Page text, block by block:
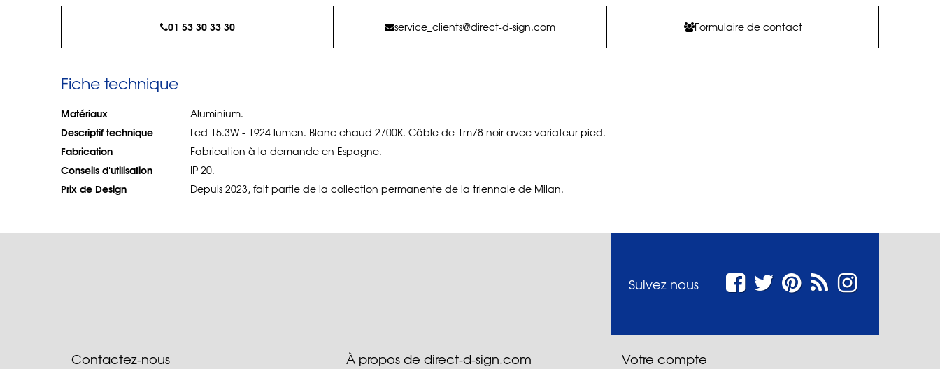
01 53 30 33 30 service_clients@direct-d-sign.com Formulaire de contact
Fiche technique
Matériaux Aluminium.
Descriptif technique Led 15.3W - 1924 lumen. Blanc chaud 2700K. Câble de 1m78 noir avec variateur pied.
Fabrication Fabrication à la demande en Espagne.
Conseils d'utilisation IP 20.
Prix de Design Depuis 2023, fait partie de la collection permanente de la triennale de Milan.
Suivez nous
Contactez-nous À propos de direct-d-sign.com Votre compte